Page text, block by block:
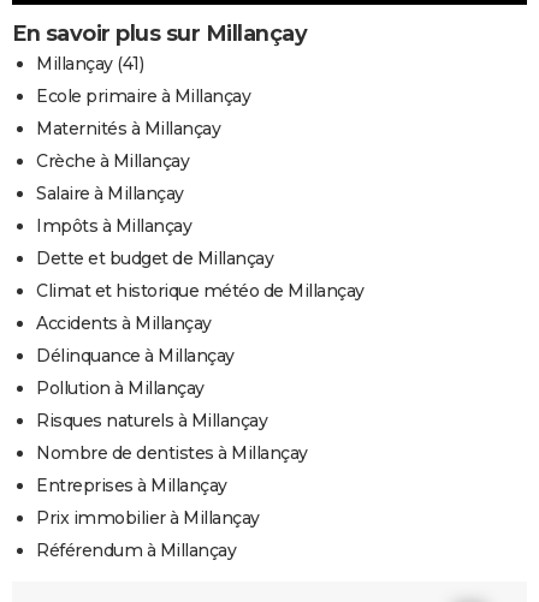
En savoir plus sur Millançay
Millançay (41)
Ecole primaire à Millançay
Maternités à Millançay
Crèche à Millançay
Salaire à Millançay
Impôts à Millançay
Dette et budget de Millançay
Climat et historique météo de Millançay
Accidents à Millançay
Délinquance à Millançay
Pollution à Millançay
Risques naturels à Millançay
Nombre de dentistes à Millançay
Entreprises à Millançay
Prix immobilier à Millançay
Référendum à Millançay